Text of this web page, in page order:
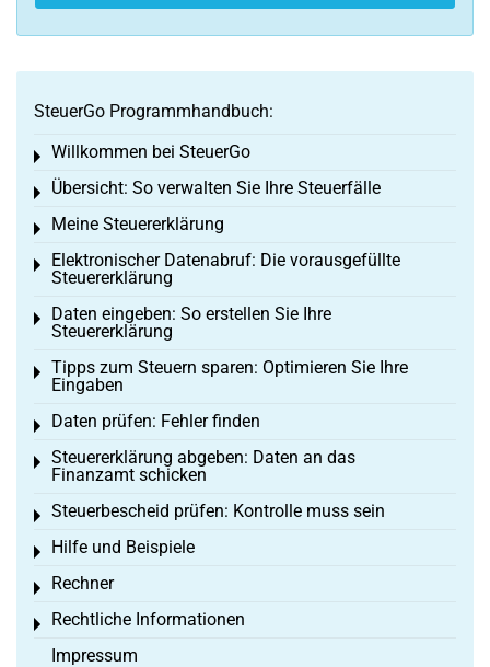
SteuerGo Programmhandbuch:
Willkommen bei SteuerGo
Toggle menu
Übersicht: So verwalten Sie Ihre Steuerfälle
Toggle menu
Meine Steuererklärung
Toggle menu
Elektronischer Datenabruf: Die vorausgefüllte
Steuererklärung
Toggle menu
Daten eingeben: So erstellen Sie Ihre
Steuererklärung
Toggle menu
Tipps zum Steuern sparen: Optimieren Sie Ihre
Eingaben
Toggle menu
Daten prüfen: Fehler finden
Toggle menu
Steuererklärung abgeben: Daten an das
Finanzamt schicken
Toggle menu
Steuerbescheid prüfen: Kontrolle muss sein
Toggle menu
Hilfe und Beispiele
Toggle menu
Rechner
Toggle menu
Rechtliche Informationen
Toggle menu
Impressum